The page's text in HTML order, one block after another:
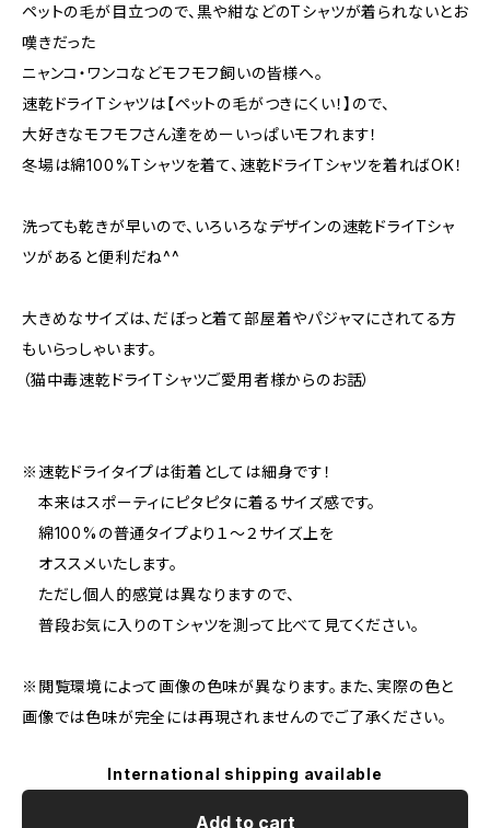
ペットの毛が目立つので、黒や紺などのTシャツが着られないとお
嘆きだった
ニャンコ・ワンコなどモフモフ飼いの皆様へ。
速乾ドライTシャツは【ペットの毛がつきにくい！】ので、
大好きなモフモフさん達をめーいっぱいモフれます！
冬場は綿100%Tシャツを着て、速乾ドライTシャツを着ればOK！
洗っても乾きが早いので、いろいろなデザインの速乾ドライTシャ
ツがあると便利だね^^
大きめなサイズは、だぼっと着て部屋着やパジャマにされてる方
もいらっしゃいます。
（猫中毒速乾ドライTシャツご愛用者様からのお話）
※速乾ドライタイプは街着としては細身です！
本来はスポーティにピタピタに着るサイズ感です。
綿100%の普通タイプより１〜２サイズ上を
オススメいたします。
ただし個人的感覚は異なりますので、
普段お気に入りのＴシャツを測って比べて見てください。
※閲覧環境によって画像の色味が異なります。また、実際の色と
画像では色味が完全には再現されませんのでご了承ください。
International shipping available
Add to cart